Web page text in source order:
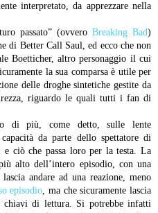
interpretato, da apprezzare nella
passato” (ovvero Breaking Bad)
di Better Call Saul, ed ecco che non
Boetticher, altro personaggio il cui
la sua comparsa è utile per
delle droghe sintetiche gestite da
riguardo le quali tutti i fan di
di più, come detto, sulle lente
da parte dello spettatore di
e ciò che passa loro per la testa. La
alto dell’intero episodio, con una
andare ad una reazione, meno
episodio, ma che sicuramente lascia
chiavi di lettura. Si potrebbe infatti